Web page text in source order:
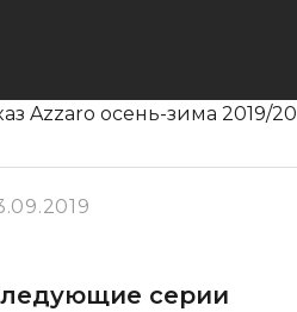
Azzaro осень-зима 2019/20
серии